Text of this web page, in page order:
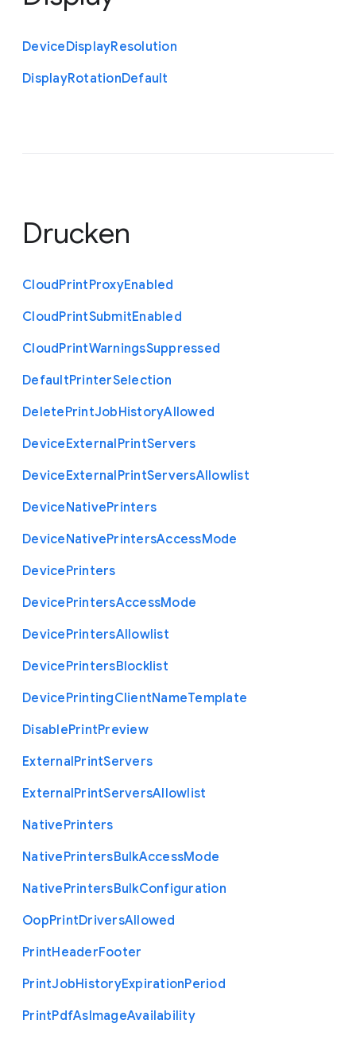
DeviceDisplayResolution
DisplayRotationDefault
Drucken
CloudPrintProxyEnabled
CloudPrintSubmitEnabled
CloudPrintWarningsSuppressed
DefaultPrinterSelection
DeletePrintJobHistoryAllowed
DeviceExternalPrintServers
DeviceExternalPrintServersAllowlist
DeviceNativePrinters
DeviceNativePrintersAccessMode
DevicePrinters
DevicePrintersAccessMode
DevicePrintersAllowlist
DevicePrintersBlocklist
DevicePrintingClientNameTemplate
DisablePrintPreview
ExternalPrintServers
ExternalPrintServersAllowlist
NativePrinters
NativePrintersBulkAccessMode
NativePrintersBulkConfiguration
OopPrintDriversAllowed
PrintHeaderFooter
PrintJobHistoryExpirationPeriod
PrintPdfAsImageAvailability